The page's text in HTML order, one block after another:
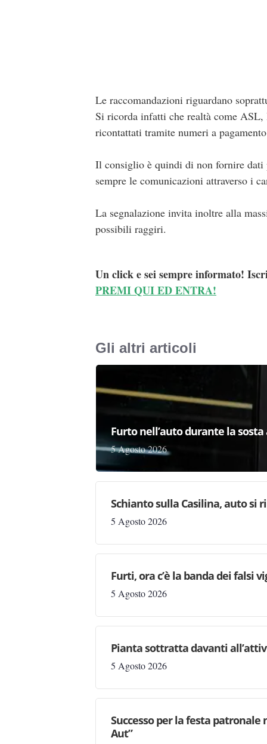
Le raccomandazioni riguardano
Si ricorda infatti che realtà come
ricontattati tramite numeri a
Il consiglio è quindi di non fornire dati
sempre le comunicazioni attraverso i
La segnalazione invita inoltre alla
possibili raggiri.
Un click e sei sempre informato!
PREMI QUI ED ENTRA!
Gli altri articoli
Furto nell’auto durante la
5 Agosto 2026
Schianto sulla Casilina, auto si
5 Agosto 2026
Furti, ora c’è la banda dei falsi
5 Agosto 2026
Pianta sottratta davanti
5 Agosto 2026
Successo per la festa
Aut”